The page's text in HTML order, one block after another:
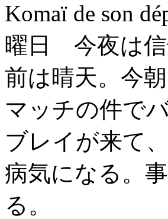
Komaï de son
曜日 今夜は信
前は晴天。今
マッチの件で
ブレイが来て
病気になる。
る。